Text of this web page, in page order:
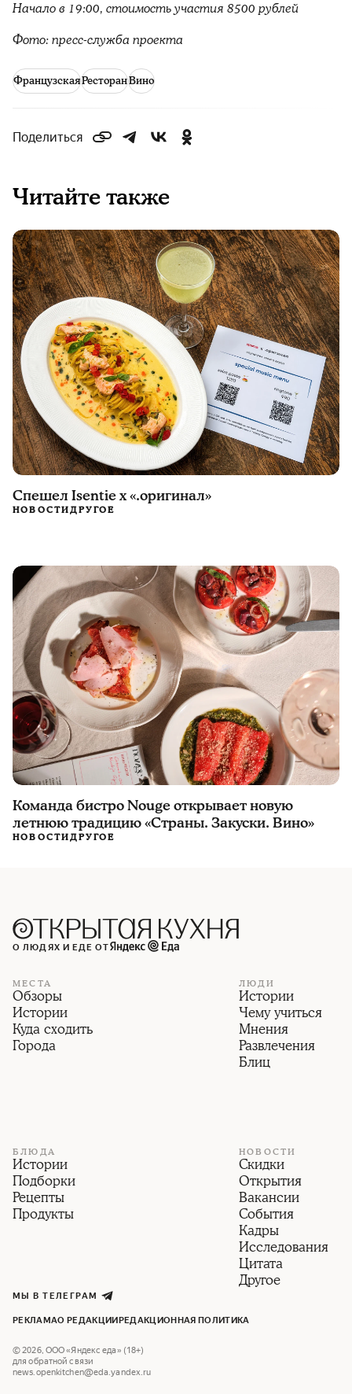
Начало в 19:00, стоимость участия 8500 рублей
Фото: пресс-служба проекта
ФранцузскаяРесторанВино
Поделиться
Читайте также
Спешел Isentie x «.оригинал»
НОВОСТИДРУГОЕ
Команда бистро Nouge открывает новую
летнюю традицию «Страны. Закуски. Вино»
НОВОСТИДРУГОЕ
О ЛЮДЯХ И ЕДЕ ОТ
МЕСТА
Обзоры
Истории
Куда сходить
Города
ЛЮДИ
Истории
Чему учиться
Мнения
Развлечения
Блиц
БЛЮДА
Истории
Подборки
Рецепты
Продукты
НОВОСТИ
Скидки
Открытия
Вакансии
События
Кадры
Исследования
Цитата
Другое
МЫ В ТЕЛЕГРАМ
РЕКЛАМАО РЕДАКЦИИ РЕДАКЦИОННАЯ ПОЛИТИКА
©2026, ООО «Яндекс еда» (18+)
для обратной связи
news.openkitchen@eda.yandex.ru